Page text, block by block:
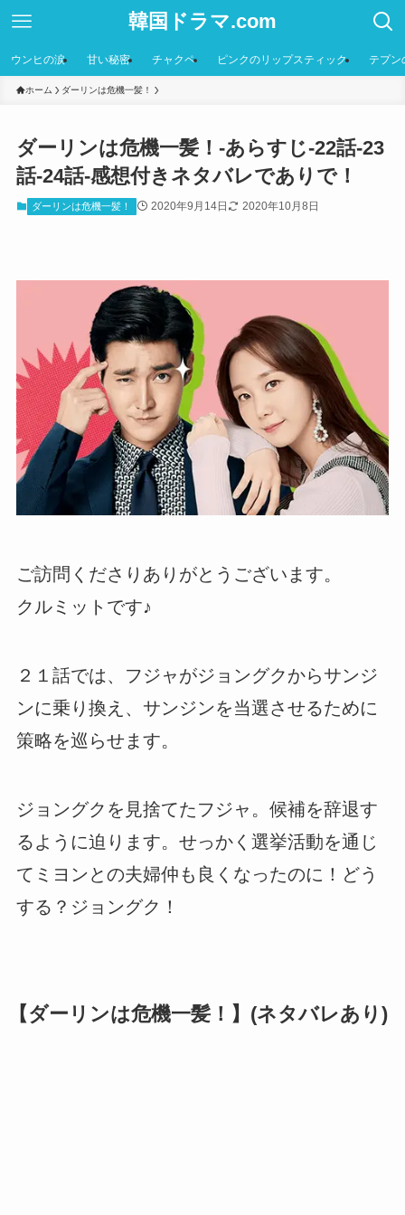
韓国ドラマ.com
ウンヒの涙 甘い秘密 チャクペ ピンクのリップスティック テプン
ホーム ダーリンは危機一髪！
ダーリンは危機一髪！-あらすじ-22話-23
話-24話-感想付きネタバレでありで！
ダーリンは危機一髪！ 2020年9月14日 2020年10月8日
ご訪問くださりありがとうございます。
クルミットです♪
２１話では、フジャがジョングクからサンジ
ンに乗り換え、サンジンを当選させるために
策略を巡らせます。
ジョングクを見捨てたフジャ。候補を辞退す
るように迫ります。せっかく選挙活動を通じ
てミヨンとの夫婦仲も良くなったのに！どう
する？ジョングク！
【ダーリンは危機一髪！】(ネタバレあり)